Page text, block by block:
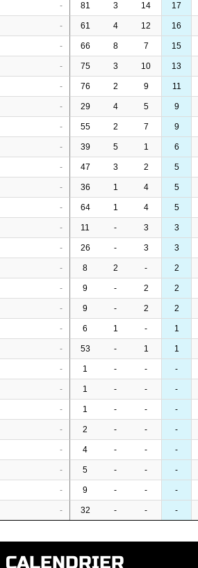
- 81 3 14 17
- 61 4 12 16
- 66 8 7 15
- 75 3 10 13
- 76 2 9 11
- 29 4 5 9
- 55 2 7 9
- 39 5 1 6
- 47 3 2 5
- 36 1 4 5
- 64 1 4 5
- 11 - 3 3
- 26 - 3 3
- 8 2 - 2
- 9 - 2 2
- 9 - 2 2
- 6 1 - 1
- 53 - 1 1
- 1 - - -
- 1 - - -
- 1 - - -
- 2 - - -
- 4 - - -
- 5 - - -
- 9 - - -
- 32 - - -
CALENDRIER